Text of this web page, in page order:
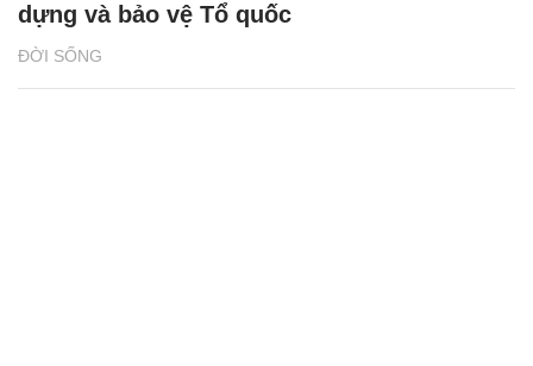
ĐỜI SỐNG
dựng và bảo vệ Tổ quốc